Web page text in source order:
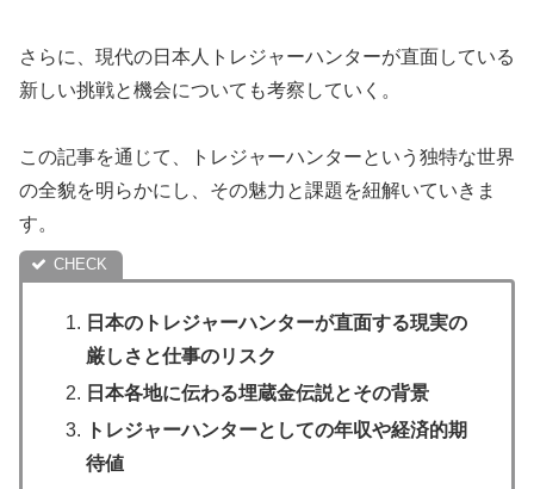
さらに、現代の日本人トレジャーハンターが直面している
新しい挑戦と機会についても考察していく。
この記事を通じて、トレジャーハンターという独特な世界
の全貌を明らかにし、その魅力と課題を紐解いていきま
す。
日本のトレジャーハンターが直面する現実の
厳しさと仕事のリスク
日本各地に伝わる埋蔵金伝説とその背景
トレジャーハンターとしての年収や経済的期
待値